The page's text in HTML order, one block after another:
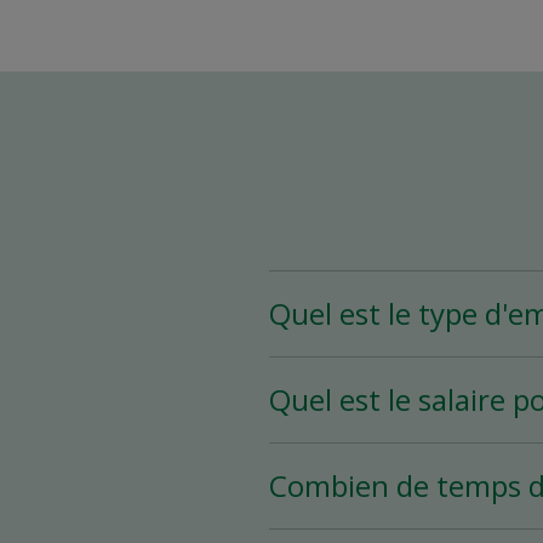
Quel est le type
heures et plus par
Quel est le salaire
Combien de temps